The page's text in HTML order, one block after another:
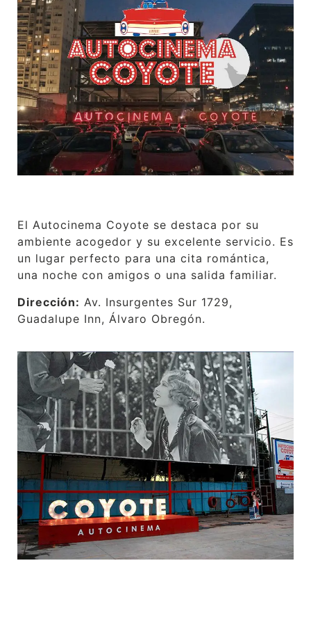
El Autocinema Coyote se destaca por su
ambiente acogedor y su excelente servicio. Es
un lugar perfecto para una cita romántica,
una noche con amigos o una salida familiar.
Dirección: Av. Insurgentes Sur 1729,
Guadalupe Inn, Álvaro Obregón.